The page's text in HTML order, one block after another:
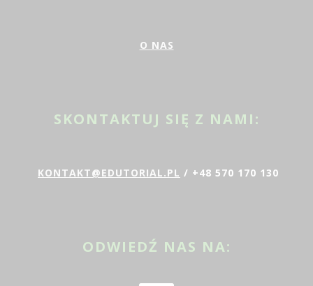
O NAS
SKONTAKTUJ SIĘ Z NAMI:
KONTAKT@EDUTORIAL.PL / +48 570 170 130
ODWIEDŹ NAS NA: